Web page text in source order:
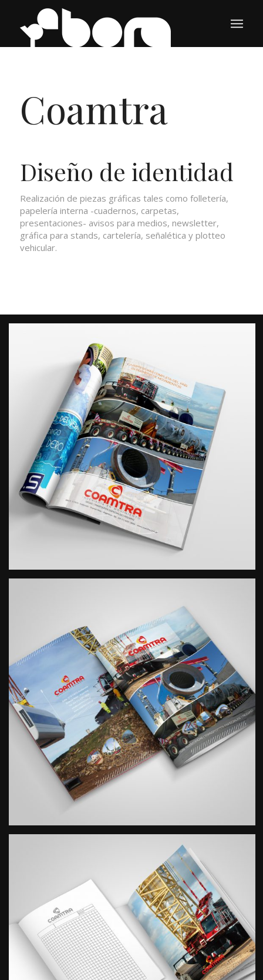
Coamtra
Diseño de identidad
Realización de piezas gráficas tales como folletería,
papelería interna -cuadernos, carpetas,
presentaciones- avisos para medios, newsletter,
gráfica para stands, cartelería, señalética y plotteo
vehicular.